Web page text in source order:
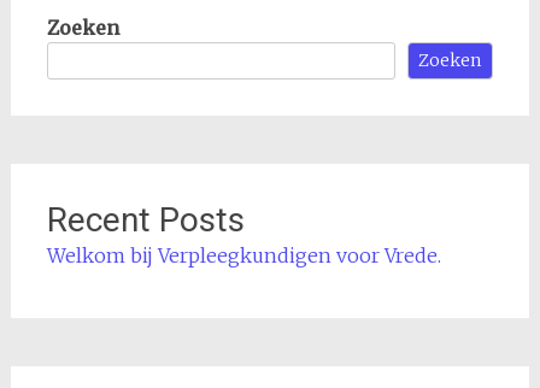
Zoeken
Zoeken
Recent Posts
Welkom bij Verpleegkundigen voor Vrede.